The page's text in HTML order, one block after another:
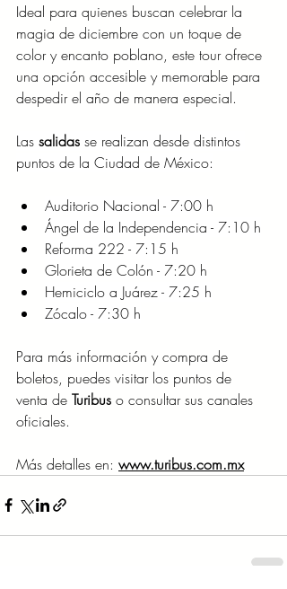
Ideal para quienes buscan celebrar la
magia de diciembre con un toque de
color y encanto poblano, este tour ofrece
una opción accesible y memorable para
despedir el año de manera especial.
Las salidas se realizan desde distintos
puntos de la Ciudad de México:
Auditorio Nacional - 7:00 h
Ángel de la Independencia - 7:10 h
Reforma 222 - 7:15 h
Glorieta de Colón - 7:20 h
Hemiciclo a Juárez - 7:25 h
Zócalo - 7:30 h
Para más información y compra de
boletos, puedes visitar los puntos de
venta de Turibus o consultar sus canales
oficiales.
Más detalles en: www.turibus.com.mx